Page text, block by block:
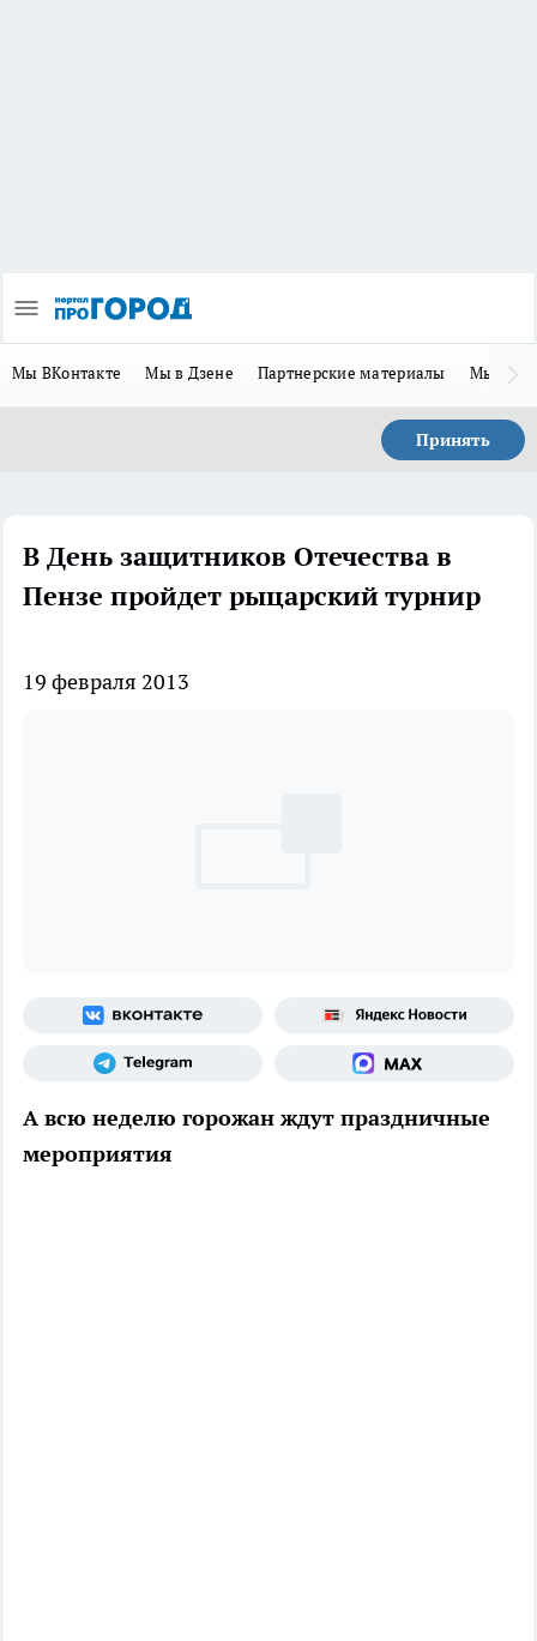
Мы ВКонтакте Мы в Дзене Партнерские материалы Мы в
Принять
В День защитников Отечества в
Пензе пройдет рыцарский турнир
19 февраля 2013
А всю неделю горожан ждут праздничные
мероприятия